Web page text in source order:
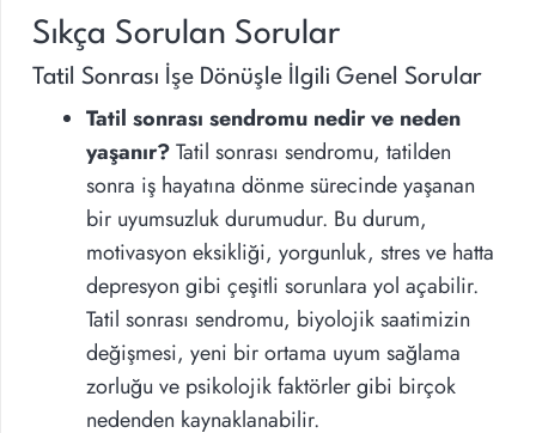
Sıkça Sorulan Sorular
Tatil Sonrası İşe Dönüşle İlgili Genel Sorular
Tatil sonrası sendromu nedir ve neden
yaşanır?Tatil sonrası sendromu, tatilden
sonra iş hayatına dönme sürecinde yaşanan
bir uyumsuzluk durumudur. Bu durum,
motivasyon eksikliği, yorgunluk, stres ve hatta
depresyon gibi çeşitli sorunlara yol açabilir.
Tatil sonrası sendromu, biyolojik saatimizin
değişmesi, yeni bir ortama uyum sağlama
zorluğu ve psikolojik faktörler gibi birçok
nedenden kaynaklanabilir.